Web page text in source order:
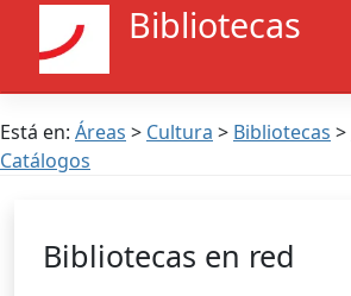
Bibliotecas
Está en: Áreas > Cultura > Bibliotecas >
Catálogos
Bibliotecas en red